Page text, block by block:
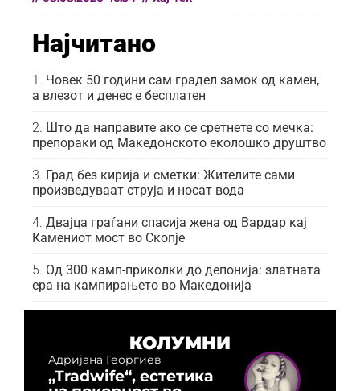
Најчитано
Човек 50 години сам градел замок од камен,
а влезот и денес е бесплатен
Што да направите ако се сретнете со мечка:
препораки од Македонското еколошко друштво
Град без кирија и сметки: Жителите сами
произведуваат струја и носат вода
Двајца граѓани спасија жена од Вардар кај
Камениот мост во Скопје
Од 300 камп-приколки до депонија: златната
ера на кампирањето во Македонија
КОЛУМНИ
Адријана Георгиев
„Tradwife“, естетика